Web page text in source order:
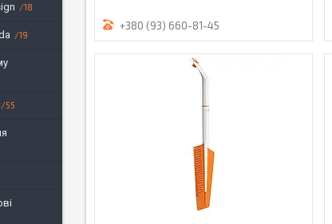
+380 (93) 660-81-45
18
19
55